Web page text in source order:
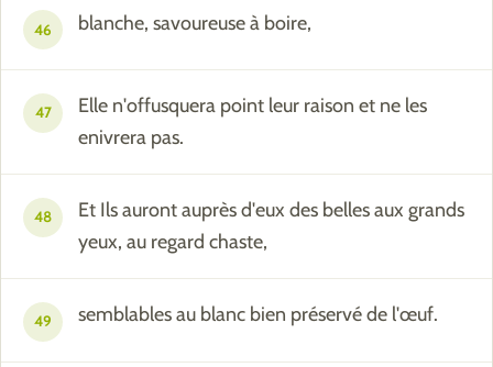
46 blanche, savoureuse à boire,
47
Elle n'offusquera point leur raison et ne les
enivrera pas.
48
Et Ils auront auprès d'eux des belles aux grands
yeux, au regard chaste,
49 semblables au blanc bien préservé de l'œuf.